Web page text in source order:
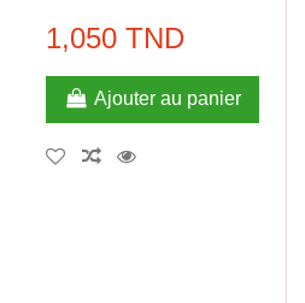
1,050 TND
Ajouter au panier